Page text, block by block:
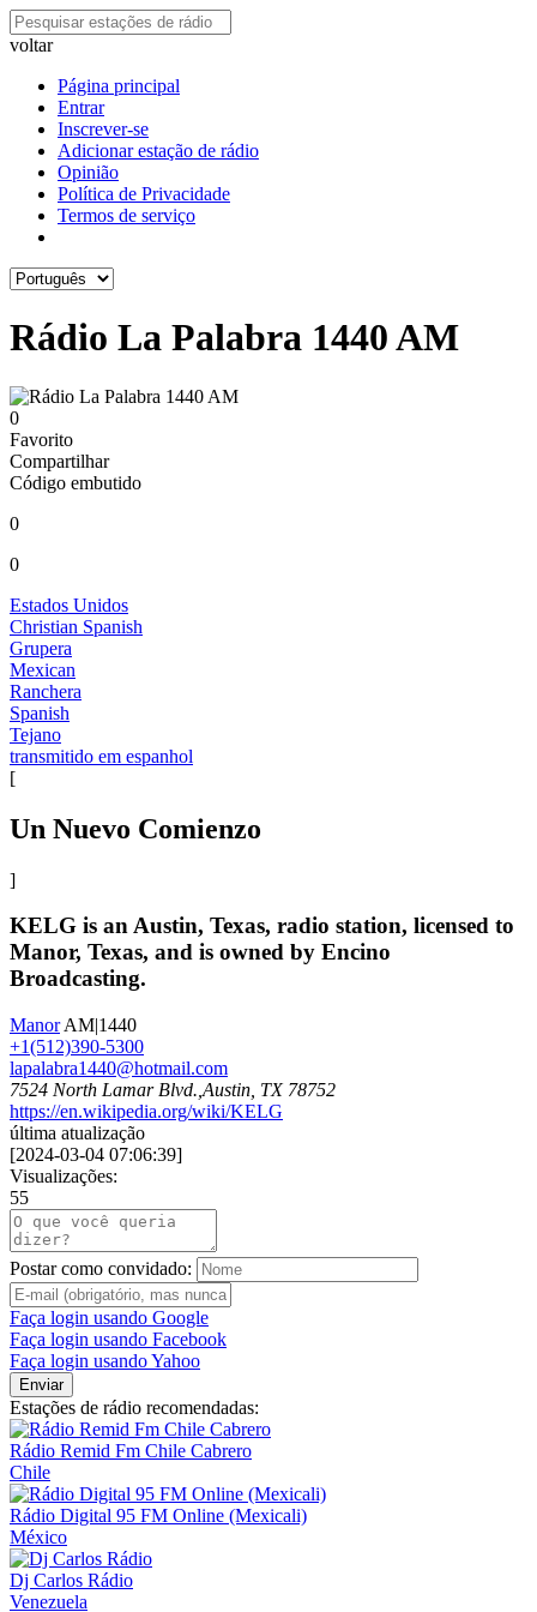
voltar
Página principal
Entrar
Inscrever-se
Adicionar estação de rádio
Opinião
Política de Privacidade
Termos de serviço
Rádio La Palabra 1440 AM
0
Favorito
Compartilhar
Código embutido
0
0
Estados Unidos
Christian Spanish
Grupera
Mexican
Ranchera
Spanish
Tejano
transmitido em espanhol
[
Un Nuevo Comienzo
]
KELG is an Austin, Texas, radio station, licensed to
Manor, Texas, and is owned by Encino
Broadcasting.
Manor AM|1440
+1(512)390-5300
lapalabra1440@hotmail.com
7524 North Lamar Blvd.,Austin, TX 78752
https://en.wikipedia.org/wiki/KELG
última atualização
[2024-03-04 07:06:39]
Visualizações:
55
Postar como convidado:
Faça login usando Google
Faça login usando Facebook
Faça login usando Yahoo
Enviar
Estações de rádio recomendadas:
Rádio Remid Fm Chile Cabrero
Chile
Rádio Digital 95 FM Online (Mexicali)
México
Dj Carlos Rádio
Venezuela